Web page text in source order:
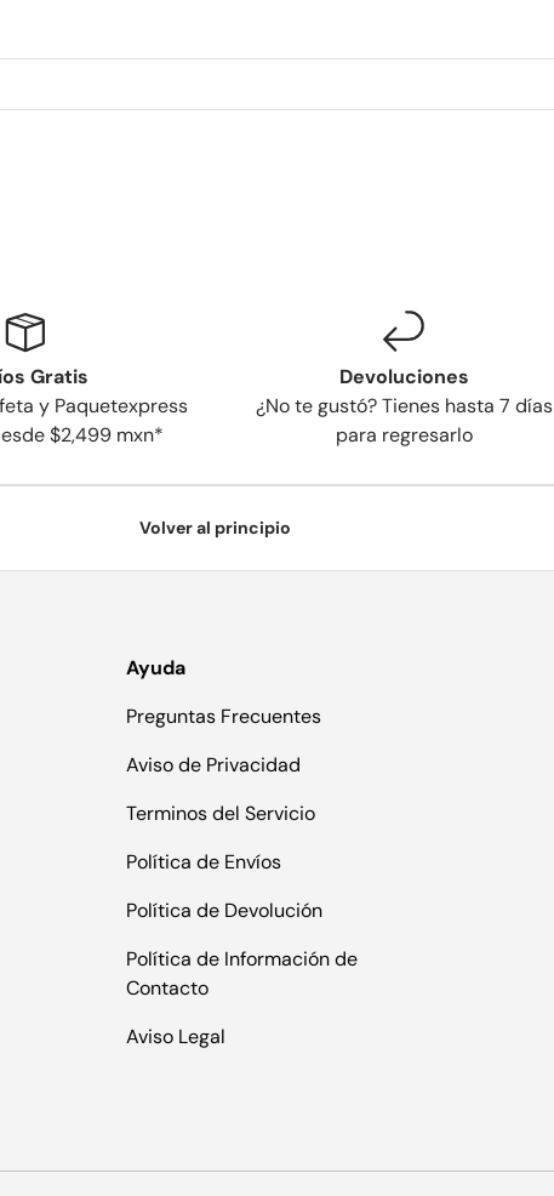
Gratis
y Paquetexpress
$2,499 mxn*
Devoluciones
¿No te gustó? Tienes hasta 7 días
para regresarlo
Volver al principio
Ayuda
Preguntas Frecuentes
Aviso de Privacidad
Terminos del Servicio
Política de Envíos
Política de Devolución
Política de Información de
Contacto
Aviso Legal